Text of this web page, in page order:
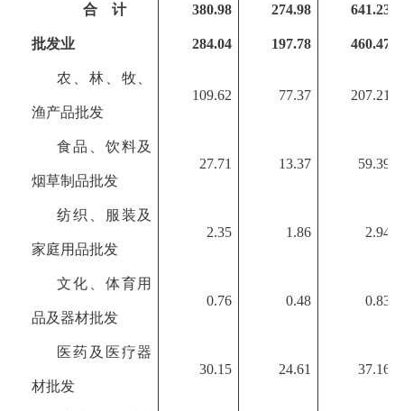
合 计 380.98 274.98 641.23
批发业 284.04 197.78 460.47
农、林、牧、
渔产品批发
109.62 77.37 207.21
食品、饮料及
烟草制品批发
27.71 13.37 59.39
纺织、服装及
家庭用品批发
2.35 1.86 2.94
文化、体育用
品及器材批发
0.76 0.48 0.83
医药及医疗器
材批发
30.15 24.61 37.16